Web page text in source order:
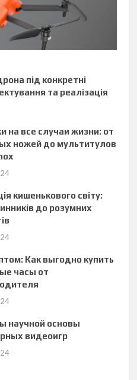
під конкретні
та реалізація
на все случаи жизни: от
ножей до мультитулов
кишенькового світу:
до розумних
Как выгодно купить
часы от
научной основы
видеоигр